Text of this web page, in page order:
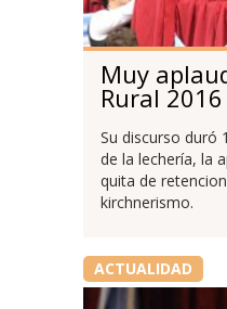
Muy
Rural 2016
Su discurso duró
de la lechería, la
quita de
kirchnerismo.
ACTUALIDAD